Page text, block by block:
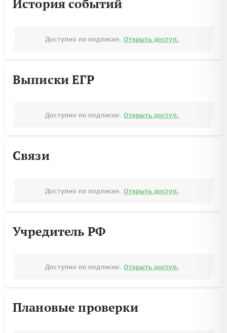
История событий
Доступно по подписке. Открыть доступ.
Выписки ЕГР
Доступно по подписке. Открыть доступ.
Связи
Доступно по подписке. Открыть доступ.
Учредитель РФ
Доступно по подписке. Открыть доступ.
Плановые проверки